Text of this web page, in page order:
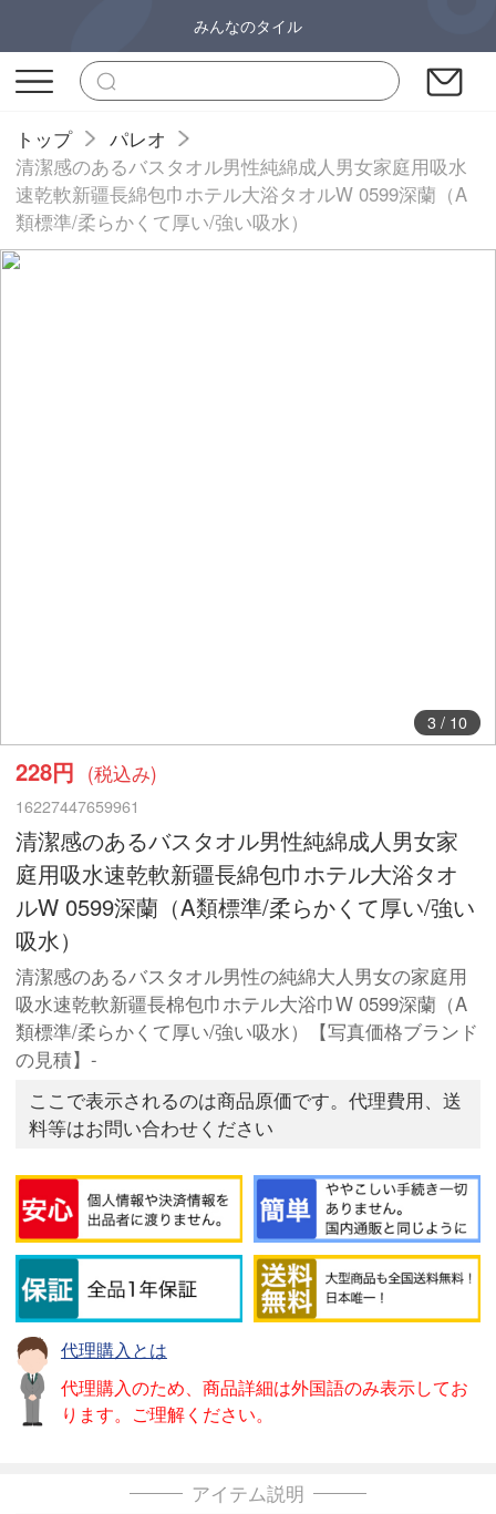
みんなのタイル
トップ
パレオ
清潔感のあるバスタオル男性純綿成人男女家庭用吸水
速乾軟新疆長綿包巾ホテル大浴タオルW 0599深蘭（A
類標準/柔らかくて厚い/強い吸水）
3/ 10
228円 (税込み)
16227447659961
清潔感のあるバスタオル男性純綿成人男女家
庭用吸水速乾軟新疆長綿包巾ホテル大浴タオ
ルW 0599深蘭（A類標準/柔らかくて厚い/強い
吸水）
清潔感のあるバスタオル男性の純綿大人男女の家庭用
吸水速乾軟新疆長棉包巾ホテル大浴巾W 0599深蘭（A
類標準/柔らかくて厚い/強い吸水）【写真価格ブランド
の見積】-
ここで表示されるのは商品原価です。代理費用、送
料等はお問い合わせください
代理購入とは
代理購入のため、商品詳細は外国語のみ表示してお
ります。ご理解ください。
アイテム説明